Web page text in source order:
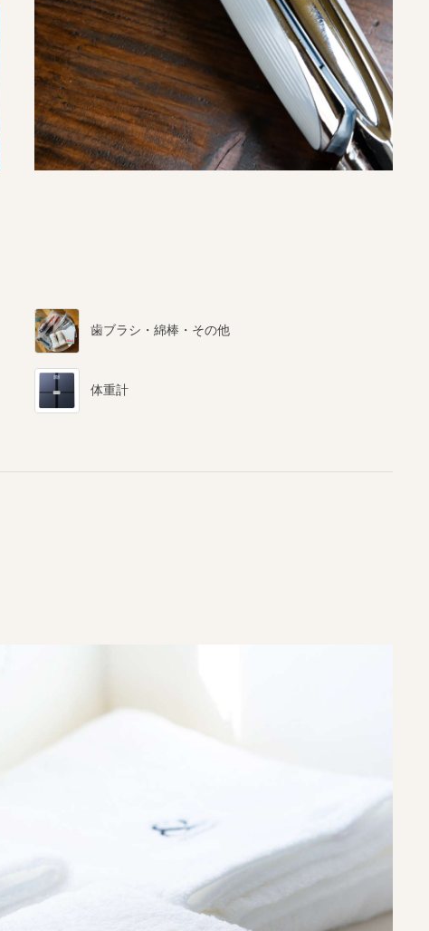
歯ブラシ・綿棒・その他
体重計